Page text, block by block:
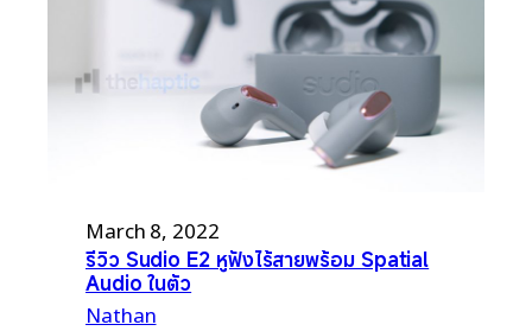
March 8, 2022
รีวิว Sudio E2 หูฟังไร้สายพร้อม Spatial
Audio ในตัว
Nathan